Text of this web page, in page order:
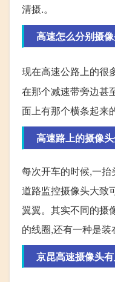
清摄.。
高速怎么分别摄
现在高速公路上的很
在那个减速带旁边甚
面上有那个横条起来
高速路上的摄像
每次开车的时候,一抬
道路监控摄像头大致
翼翼。其实不同的摄
的线圈,还有一种是
京昆高速摄像头